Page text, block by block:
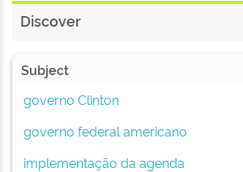
Discover
Subject
governo Clinton
governo federal americano
implementação da agenda